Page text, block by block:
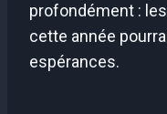
profondément :
cette année
espérances.